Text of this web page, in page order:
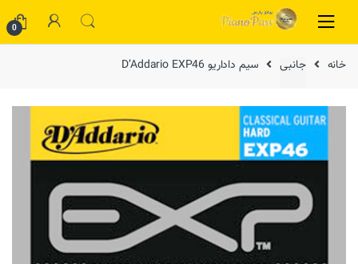
Skip to navigation
Skip to content
0
خانه جانبی سیم داداریو D’Addario EXP46